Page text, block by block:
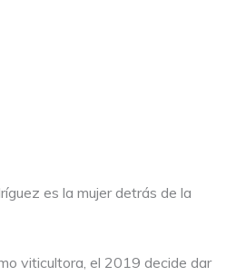
es la mujer detrás de la
viticultora, el 2019 decide dar